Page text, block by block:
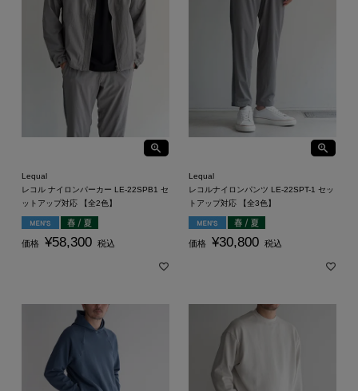
Lequal
レコル ナイロンパーカー LE-22SPB1 セ
ットアップ対応 【全2色】
価格 ¥58,300 税込
Lequal
レコルナイロンパンツ LE-22SPT-1 セッ
トアップ対応 【全3色】
価格 ¥30,800 税込